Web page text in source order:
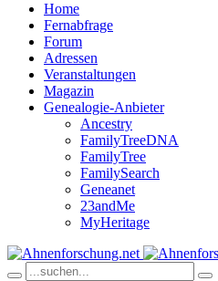
Home
Fernabfrage
Forum
Adressen
Veranstaltungen
Magazin
Genealogie-Anbieter
Ancestry
FamilyTreeDNA
FamilyTree
FamilySearch
Geneanet
23andMe
MyHeritage